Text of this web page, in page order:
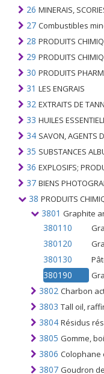
26 MINERAIS,
27 Combustibles minéraux, huiles
28 PRODUITS CHIMIQUES INORGANIQUES; COMPOSÉS
29 PRODUITS
30 PRODUITS
31 LES ENGRAIS
32 EXTRAITS DE TANNAGE OU DE TEINTURE; TANINS ET
33 HUILES ESSENTIELLES ET
34 SAVON, AGENTS DE SURFACE ORGANIQUES; LAVAGE, LUBRIFICATION, POLISSAGE OU
35 SUBSTANCES
36 EXPLOSIFS; PRODUITS
37 BIENS
38 PRODUITS
3801 Graphite artificiel; graphite colloïdal
380110
380120
380130
380190
3802 Charbon actif;
3803 Tall oil,
3804 Résidus résiduaires de la fabrication de
3805 Gomme, bois ou térébenthine au sulfate,
3806 Colophane et acides
3807 Goudron de bois; huiles de goudron de bois;